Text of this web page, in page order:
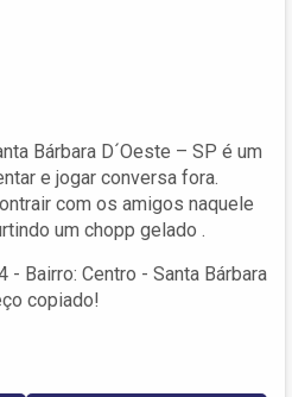
Bárbara D´Oeste – SP é um
e jogar conversa fora.
com os amigos naquele
um chopp gelado .
- Bairro: Centro - Santa Bárbara
copiado!